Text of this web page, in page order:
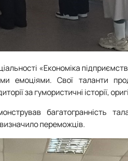
«Економіка
емоціями. Свої таланти
за гумористичні історії,
багатогранність
визначило переможців.